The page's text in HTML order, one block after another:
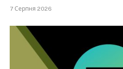
7 Серпня 2026